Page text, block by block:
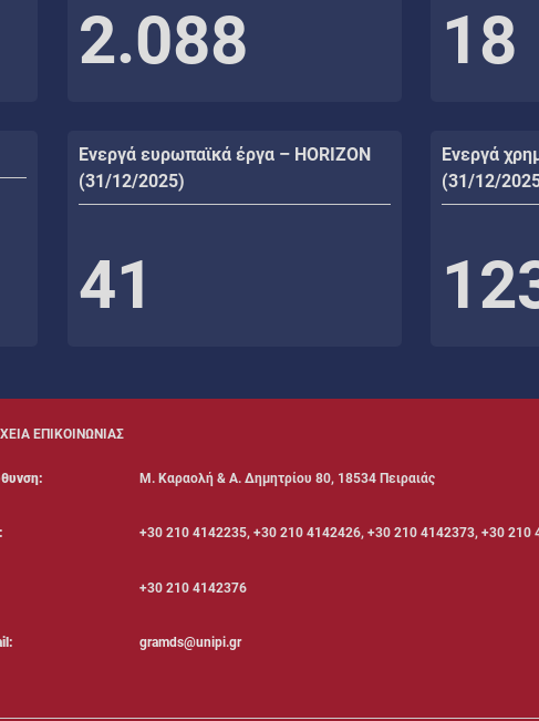
2.088 18
Ενεργά ευρωπαϊκά έργα – HORIZON
(31/12/2025)
41
Ενεργά
(31/12/
ΕΠΙΚΟΙΝΩΝΙΑΣ
Μ. Καραολή & Α. Δημητρίου 80, 18534 Πειραιάς
+30 210 4142235, +30 210 4142426, +30 210 4142373, +30 210
+30 210 4142376
gramds@unipi.gr